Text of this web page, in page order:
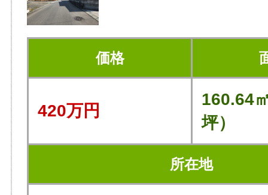
価格
420万円
160.64
坪）
所在地